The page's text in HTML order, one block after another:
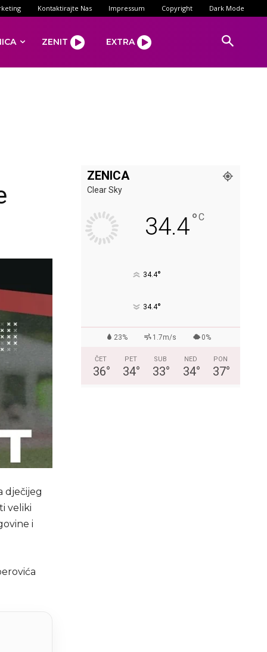
Kontaktirajte Nas Impressum Copyright Dark Mode
ZENIT EXTRA
dječijeg
veliki
i
ZENICA
Clear Sky
34.4°C
34.4°
34.4°
23% 1.7m/s 0%
ČET
36°
PET
34°
SUB
33°
NED
34°
PON
37°